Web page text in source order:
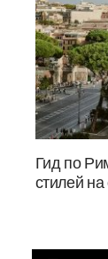
Гид по
стилей на